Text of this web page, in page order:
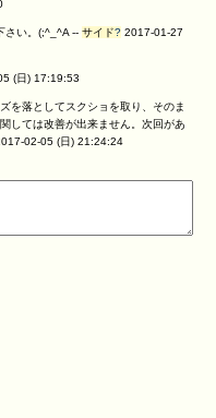
さい。(;^_^A -- サイド? 2017-01-27
(日) 17:19:53
を落としてスクショを取り、そのま
しては改善が出来ません。次回があ
02-05 (日) 21:24:24